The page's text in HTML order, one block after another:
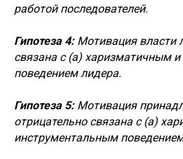
работой последователей.
Гипотеза 4:Мотивация власти
связана с (а) харизматичным
поведением лидера.
Гипотеза 5:Мотивация
отрицательно связана с (а)
инструментальным